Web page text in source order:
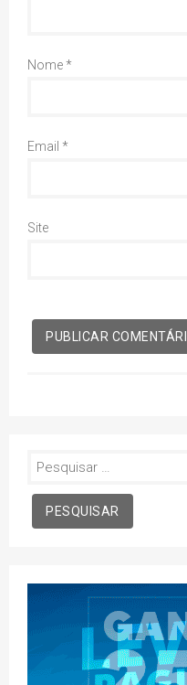
Nome*
Email *
Site
Pesquisar